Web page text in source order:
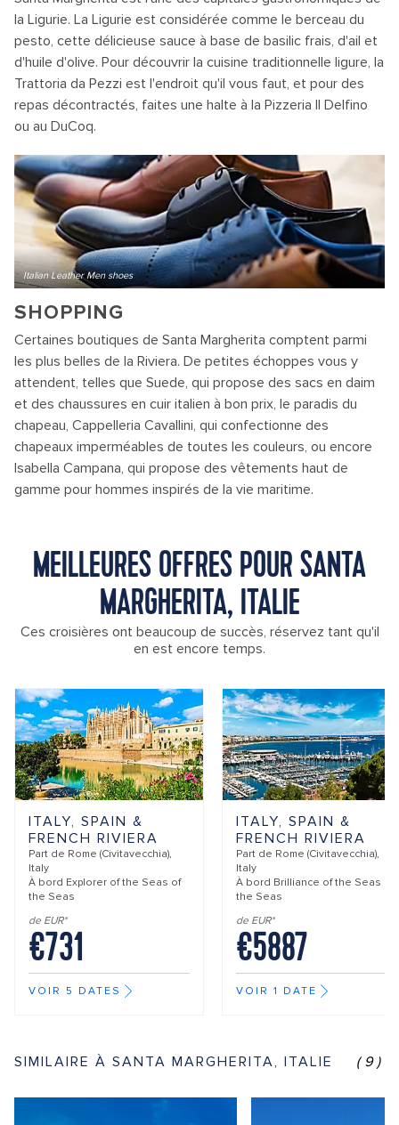
la Ligurie. La Ligurie est considérée comme le berceau du
pesto, cette délicieuse sauce à base de basilic frais, d'ail et
d'huile d'olive. Pour découvrir la cuisine traditionnelle ligure, la
Trattoria da Pezzi est l'endroit qu'il vous faut, et pour des
repas décontractés, faites une halte à la Pizzeria Il Delfino
ou au DuCoq.
Italian Leather Men shoes
SHOPPING
Certaines boutiques de Santa Margherita comptent parmi
les plus belles de la Riviera. De petites échoppes vous y
attendent, telles que Suede, qui propose des sacs en daim
et des chaussures en cuir italien à bon prix, le paradis du
chapeau, Cappelleria Cavallini, qui confectionne des
chapeaux imperméables de toutes les couleurs, ou encore
Isabella Campana, qui propose des vêtements haut de
gamme pour hommes inspirés de la vie maritime.
MEILLEURES OFFRES POUR SANTA
MARGHERITA, ITALIE
Ces croisières ont beaucoup de succès, réservez tant qu'il
en est encore temps.
ITALY, SPAIN &
FRENCH RIVIERA
Part de Rome (Civitavecchia),
Italy
À bord Explorer of the Seas of
the Seas
de EUR*
€731
VOIR 5 DATES
ITALY, SPAIN &
FRENCH RIVIERA
Part de Rome (Civitavecchia),
Italy
À bord Brilliance of the Seas of
the Seas
de EUR*
€5887
VOIR 1 DATE
SIMILAIRE À SANTA MARGHERITA, ITALIE (9)